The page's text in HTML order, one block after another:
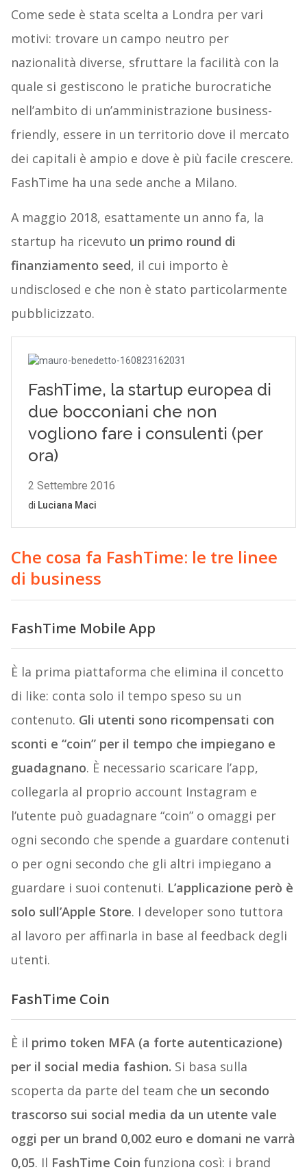
Come sede è stata scelta a Londra per vari
motivi: trovare un campo neutro per
nazionalità diverse, sfruttare la facilità con la
quale si gestiscono le pratiche burocratiche
nell’ambito di un’amministrazione business-
friendly, essere in un territorio dove il mercato
dei capitali è ampio e dove è più facile crescere.
FashTime ha una sede anche a Milano.
A maggio 2018, esattamente un anno fa, la
startup ha ricevuto un primo round di
finanziamento seed, il cui importo è
undisclosed e che non è stato particolarmente
pubblicizzato.
Che cosa fa FashTime: le tre linee
di business
FashTime Mobile App
È la prima piattaforma che elimina il concetto
di like: conta solo il tempo speso su un
contenuto. Gli utenti sono ricompensati con
sconti e “coin” per il tempo che impiegano e
guadagnano. È necessario scaricare l’app,
collegarla al proprio account Instagram e
l’utente può guadagnare “coin” o omaggi per
ogni secondo che spende a guardare contenuti
o per ogni secondo che gli altri impiegano a
guardare i suoi contenuti. L’applicazione però è
solo sull’Apple Store. I developer sono tuttora
al lavoro per affinarla in base al feedback degli
utenti.
FashTime Coin
È il primo token MFA (a forte autenticazione)
per il social media fashion. Si basa sulla
scoperta da parte del team che un secondo
trascorso sui social media da un utente vale
oggi per un brand 0,002 euro e domani ne varrà
0,05. Il FashTime Coin funziona così: i brand